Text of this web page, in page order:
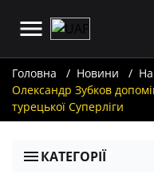
Головна Новини
Олександр Зубков
турецької Суперліги
КАТЕГОРІЇ